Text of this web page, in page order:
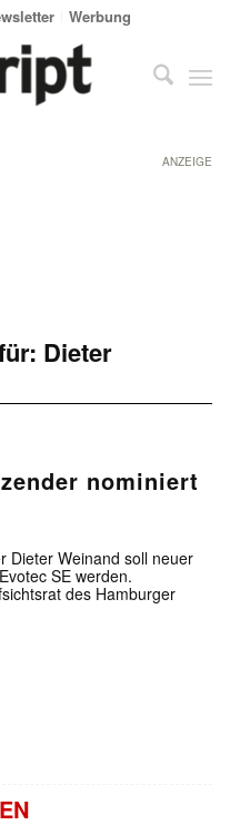
Werbung
ANZEIGE
Dieter
nominiert
Dieter Weinand soll neuer
SE werden.
des Hamburger